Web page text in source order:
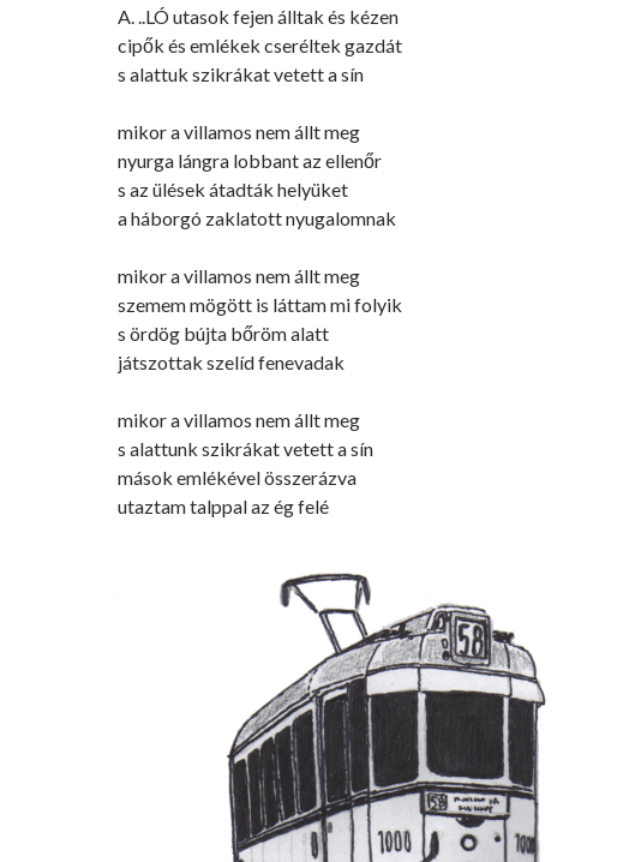
A. ..LÓ utasok fejen álltak és kézen
cipők és emlékek cseréltek gazdát
s alattuk szikrákat vetett a sín
mikor a villamos nem állt meg
nyurga lángra lobbant az ellenőr
s az ülések átadták helyüket
a háborgó zaklatott nyugalomnak
mikor a villamos nem állt meg
szemem mögött is láttam mi folyik
s ördög bújta bőröm alatt
játszottak szelíd fenevadak
mikor a villamos nem állt meg
s alattunk szikrákat vetett a sín
mások emlékével összerázva
utaztam talppal az ég felé